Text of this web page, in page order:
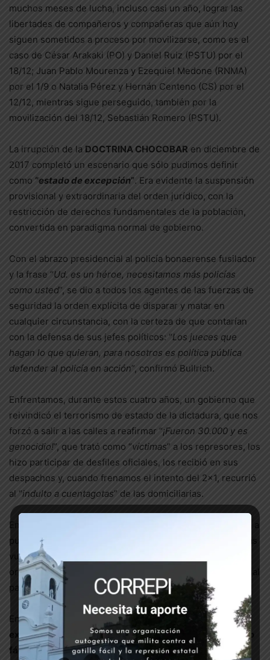
muchos meses de lucha, incluso casi un año, lograr las
libertades de compañeros y compañeras que aún hoy
siguen sometidos a proceso por movilizarse, como es el
caso de César Arakaki (PO) y Daniel Ruiz (PSTU) por el
18/12; Juan Pablo Mourenza y Ezequiel Medone (RNMA)
por el 1/9 o Natalia Pérez y Hernán Centeno (CS) por el
12/12, mientras sigue perseguido, también por la
movilización del 18/12, Sebastián Romero (PSTU).
La irrupción de la DOCTRINA CHOCOBAR en diciembre de
2017 completó un escenario que sólo pudimos definir
como “estado de excepción”. Era evidente la suspensión
provisional y extraordinaria del orden jurídico, con la
restricción de derechos fundamentales de la población,
convertida en paradigma normal de gobierno.
Con el abrazo presidencial al policía bonaerense fusilador
y la frase “Ud. es un héroe, necesitamos más policías
como usted”, se dio a todos los agentes de las fuerzas de
seguridad la orden explícita de disparar y matar en
cualquier circunstancia, con la certeza de que contarían
con la defensa de sus jefes políticos: “Los jueces que
hagan lo que quieran, para nosotros es política pública
defender al policía en acción”, confirmó Bullrich.
Enfrentamos, durante estos cuatro años, un gobierno que
reivindicó el terrorismo de estado de la dictadura, que nos
forzó a salir a las calles a reafirmar “¡Fueron 30.000 y es
genocidio!”, que trató como “víctimas” a los represores, los
hizo participar de desfiles oficiales, los recibió en sus
despachos y, cuando frenamos el intento del 2×1, recurrió
al “indulto a cuentagotas” de las domiciliarias.
Enfrentamos un gobierno que decretó la pena de muerte a
punta de reglamentaria en los barrios, contra las y los más
vulnerables, y criminalizó y persiguió militantes y
organizaciones del campo popular, y usó el aparato judicial
para encarcelar a sus opositores.
Enfrentamos, en estos cuatro años,
un escenario de
excepción, con record absoluto de muertes por el gatillo
fácil y la tortura en democracia y el mayor índice de la